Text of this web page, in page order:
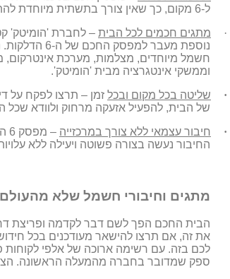
ל-6 מקום, כך שאין צורך בתשתית מיוחדת להתקנת המתג החכם והכל מותקן בצורה פשוטה למדיי.
·
מתגים חכמים לכל הבית – לחברת 'הומיטק'
נוספת
חשמל מיוחדים, מצלמות, מערכת אינטרקום,
וממשקי אינטגרציה מבית 'הומיטק'.
·
שליטה בכל מקום ובכל זמן – תרצו לפקח על
של הבית, להפעיל אזעקה מרחוק ולוודא שכל
·
חיבור עצמאי ללא צורך במרכזייה
החיבור נעשה בצורה פשוטה ויעילה ללא
מתגים וחיבורי חשמל שלא
הבית החכם הפך לשם דבר לקדמה ופריצת
את זה, אם תרצו להישאר מעודכנים בכל
לכם בזה. עם רשימה ארוכה של אלפי לקוחות
ספק שמדובר בחברה מהמעלה הראשונה.